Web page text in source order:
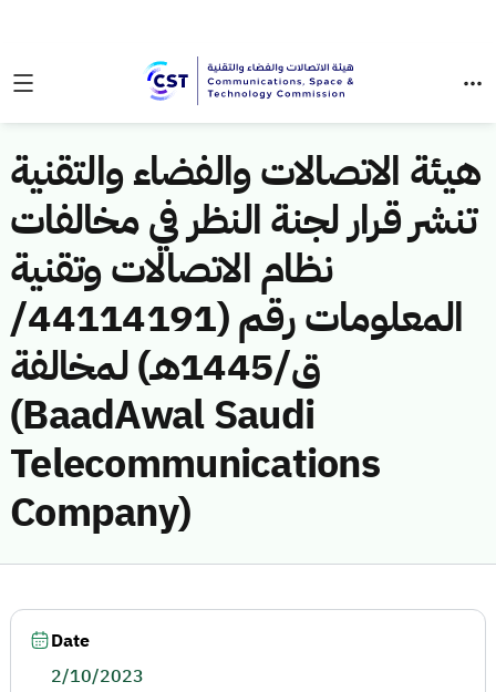
هيئة الاتصالات والفضاء والتقنية
تنشر قرار لجنة النظر في مخالفات
نظام الاتصالات وتقنية
المعلومات رقم (44114191/
ق/1445هـ) لمخالفة
(BaadAwal Saudi
Telecommunications
Company)
Date
2/10/2023